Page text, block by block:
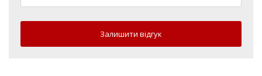
Залишити відгук